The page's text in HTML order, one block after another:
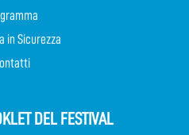
in Sicurezza
DEL FESTIVAL